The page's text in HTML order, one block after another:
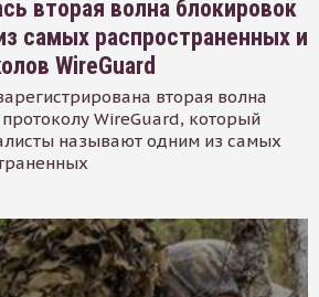
вторая волна блокировок
самых распространенных и
WireGuard
вторая волна
WireGuard, который
называют одним из самых